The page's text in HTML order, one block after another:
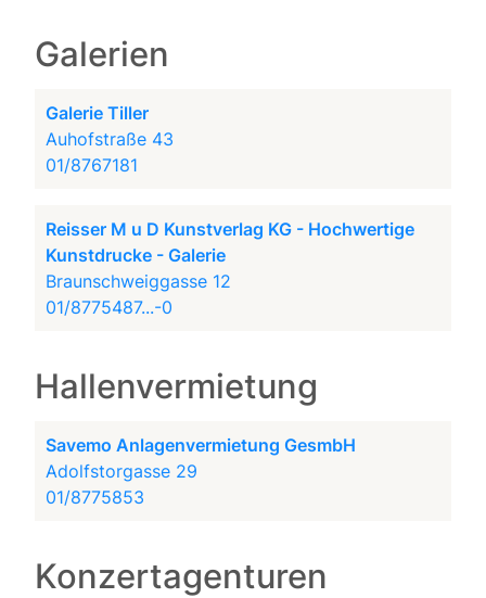
Galerien
Galerie Tiller
Auhofstraße 43
01/8767181
Reisser M u D Kunstverlag KG - Hochwertige
Kunstdrucke - Galerie
Braunschweiggasse 12
01/8775487...-0
Hallenvermietung
Savemo Anlagenvermietung GesmbH
Adolfstorgasse 29
01/8775853
Konzertagenturen